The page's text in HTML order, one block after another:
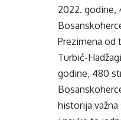
2022. godine,
Prezimena od
Turbić-
godine, 480
historija